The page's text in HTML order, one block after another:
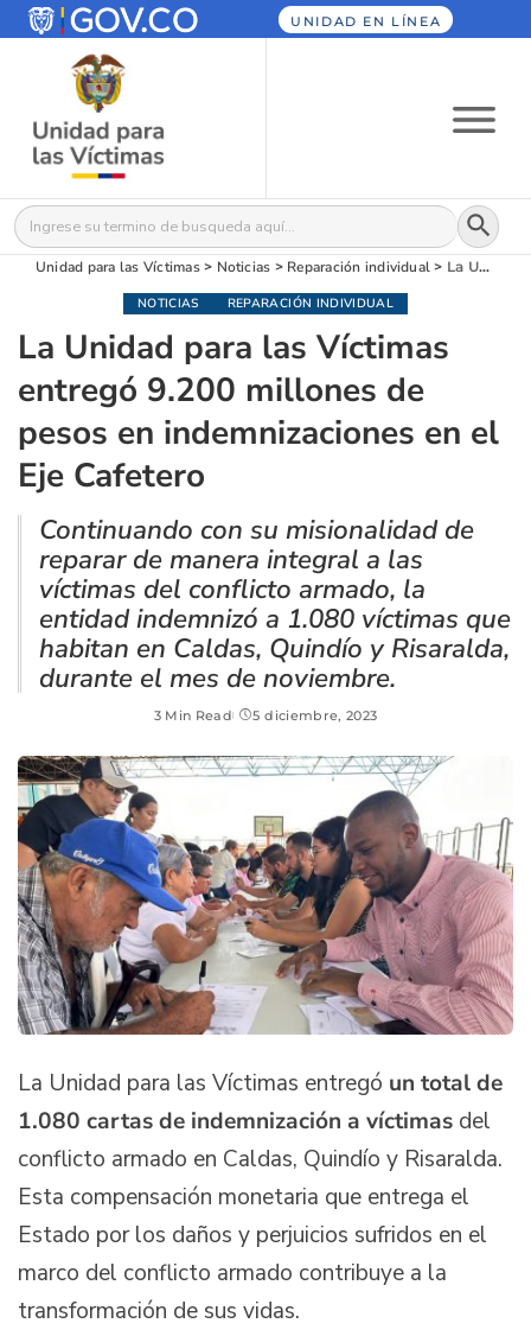
UNIDAD EN LÍNEA
Buscar: Botón
Unidad para las Víctimas> Noticias > Reparación individual > La Unidad para las Víctimas entregó 9.200 millones de pesos en indemnizaciones en el Eje Cafetero
NOTICIAS REPARACIÓN INDIVIDUAL
La Unidad para las Víctimas
entregó 9.200 millones de
pesos en indemnizaciones en el
Eje Cafetero
Continuando con su misionalidad de
reparar de manera integral a las
víctimas del conflicto armado, la
entidad indemnizó a 1.080 víctimas que
habitan en Caldas, Quindío y Risaralda,
durante el mes de noviembre.
3 Min Read 5 diciembre, 2023
La Unidad para las Víctimas entregó un total de
1.080 cartas de indemnización a víctimas del
conflicto armado en Caldas, Quindío y Risaralda.
Esta compensación monetaria que entrega el
Estado por los daños y perjuicios sufridos en el
marco del conflicto armado contribuye a la
transformación de sus vidas.